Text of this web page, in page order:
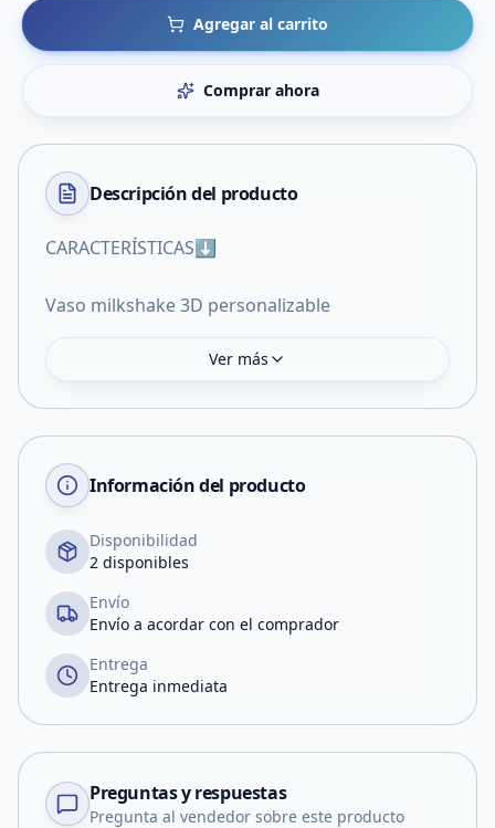
Agregar al carrito
Comprar ahora
Descripción del producto
CARACTERÍSTICAS⬇️
Vaso milkshake 3D personalizable
Ver más
Información del producto
Disponibilidad
2 disponibles
Envío
Envío a acordar con el comprador
Entrega
Entrega inmediata
Preguntas y respuestas
Pregunta al vendedor sobre este producto